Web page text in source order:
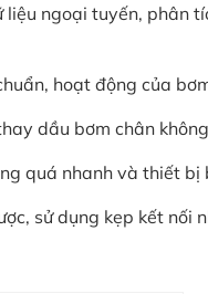
ngoại tuyến, phân
hoạt động của
dầu bơm chân
quá nhanh và thiết
sử dụng kẹp kết nối